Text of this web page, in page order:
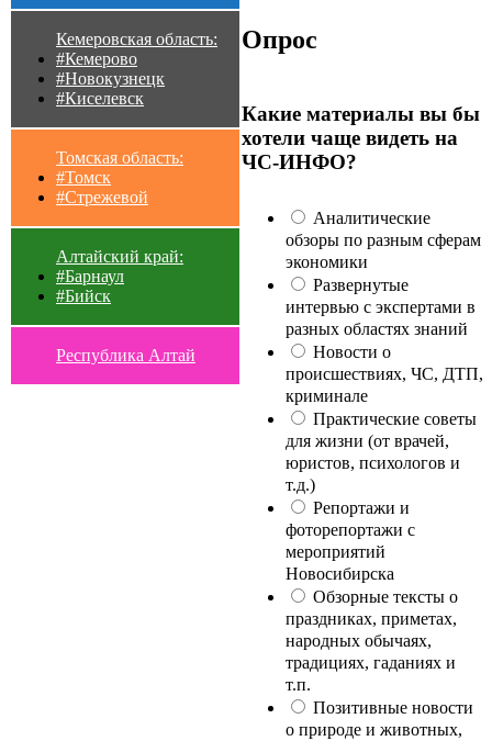
Кемеровская область:
#Кемерово
#Новокузнецк
#Киселевск
Томская область:
#Томск
#Стрежевой
Алтайский край:
#Барнаул
#Бийск
Республика Алтай
Опрос
Какие материалы вы бы
хотели чаще видеть на
ЧС-ИНФО?
Аналитические
обзоры по разным сферам
экономики
Развернутые
интервью с экспертами в
разных областях знаний
Новости о
происшествиях, ЧС, ДТП,
криминале
Практические советы
для жизни (от врачей,
юристов, психологов и
т.д.)
Репортажи и
фоторепортажи с
мероприятий
Новосибирска
Обзорные тексты о
праздниках, приметах,
народных обычаях,
традициях, гаданиях и
т.п.
Позитивные новости
о природе и животных,